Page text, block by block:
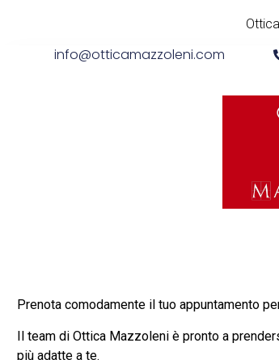
info@otticamazzoleni.com
Prenota comodamente il tuo appuntamento
Il team di Ottica Mazzoleni è pronto a
più adatte a te.